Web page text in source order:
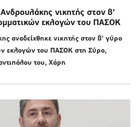
νικητής στον β’
εκλογών του ΠΑΣΟΚ
αναδείχθηκε νικητής στον β’ γύρο
εκλογών του ΠΑΣΟΚ στη Σύρο,
του, Χάρη